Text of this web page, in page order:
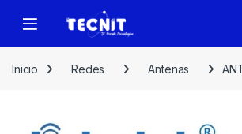
Inicio Redes Antenas